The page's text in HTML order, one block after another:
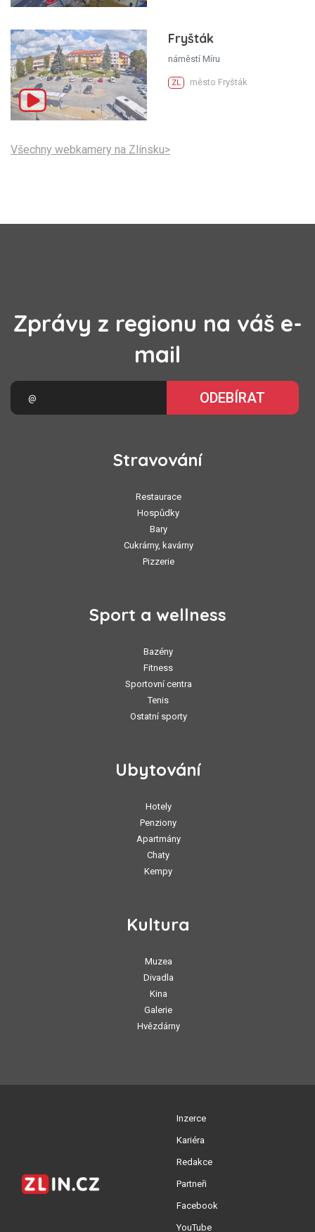
Fryšták
náměstí Míru
ZL město Fryšták
Všechny webkamery na Zlínsku>
Zprávy z regionu na váš e-
mail
ODEBÍRAT
Stravování
Restaurace
Hospůdky
Bary
Cukrárny, kavárny
Pizzerie
Sport a wellness
Bazény
Fitness
Sportovní centra
Tenis
Ostatní sporty
Ubytování
Hotely
Penziony
Apartmány
Chaty
Kempy
Kultura
Muzea
Divadla
Kina
Galerie
Hvězdárny
Inzerce
Kariéra
Redakce
Partneři
Facebook
YouTube